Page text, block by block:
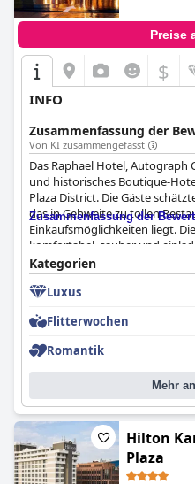
Preise
$
INFO
Zusammenfassung der
Von KI zusammengefasst
Das Raphael Hotel, Autograph
und historisches Boutique-
Plaza District. Die Gäste
das in Gehweite zu tollen
Einkaufsmöglichkeiten liegt.
komfortabel, sauber und
als wunderschön und
Freundlichkeit,
Personals als
Service. Obwohl einige Gäste
für die gebotenen
Gesamterfahrung sehr gut und
Eindruck, wobei viele Gäste
dieses Hotel zu kommen.
perfekte Urlaubsort für
Geschehens auf der Plaza
mit modernen
Zusammenfassung der
Kategorien
Luxus
Flitterwochen
Romantik
Mehr
Hilton
Plaza